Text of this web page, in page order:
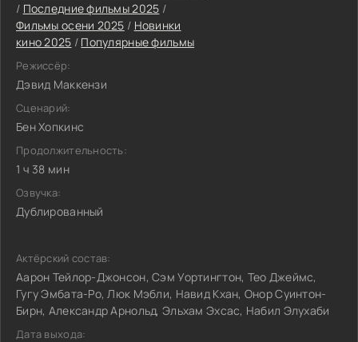
/ Последние фильмы 2025 /
Фильмы осени 2025 / Новинки
кино 2025 / Популярные фильмы
Режиссёр:
Дэвид Маккензи
Сценарий:
Бен Хопкинс
Продолжительность:
1 ч 38 мин
Озвучка:
Дублированный
Актёрский состав:
Аарон Тейлор-Джонсон, Сэм Уортингтон, Тео Джеймс,
Гугу Эмбата-Ро, Люк Мэбли, Навид Кхан, Онор Суинтон-
Бирн, Александр Арнольд, Эльхам Эхсас, Набил Элухаби
Дата выхода: